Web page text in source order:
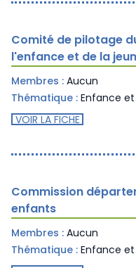
Comité de pilotage
l'enfance et de la
Membres : Aucun
Thématique : Enfance
VOIR LA FICHE
Commission
enfants
Membres : Aucun
Thématique : Enfance